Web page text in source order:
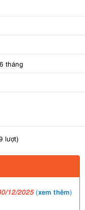
tháng
lượt)
12/2025 (xem thêm)